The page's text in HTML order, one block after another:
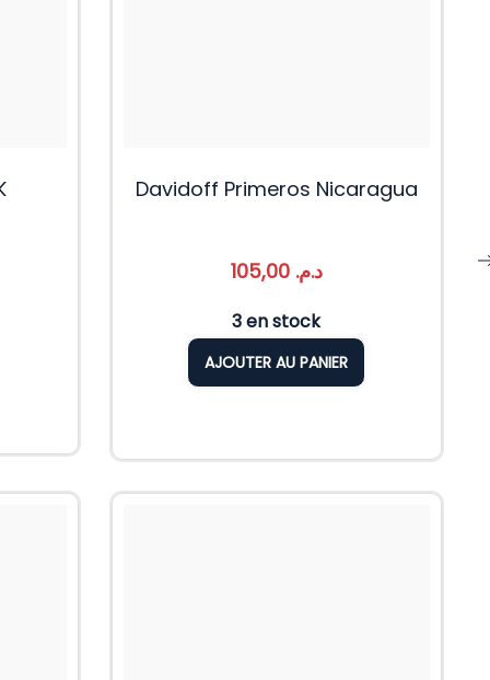
Davidoff Primeros Nicaragua
د.م. 105,00
3 en stock
AJOUTER AU PANIER